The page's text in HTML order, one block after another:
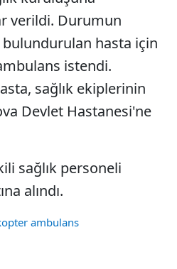
verildi. Durumun
hasta için
istendi.
sağlık ekiplerinin
Devlet Hastanesi'ne
sağlık personeli
alındı.
ambulans